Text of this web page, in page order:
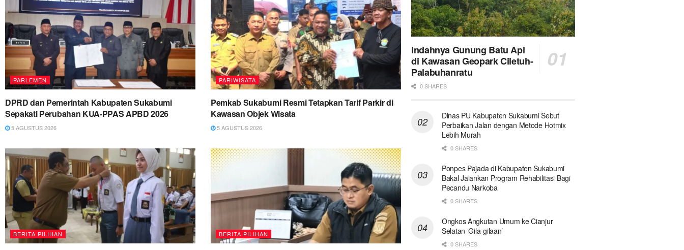
PARLEMEN
DPRD dan Pemerintah Kabupaten Sukabumi
Sepakati Perubahan KUA-PPAS APBD 2026
5 AGUSTUS 2026
PARIWISATA
Pemkab Sukabumi Resmi Tetapkan Tarif Parkir di
Kawasan Objek Wisata
5 AGUSTUS 2026
BERITA PILIHAN BERITA PILIHAN
Indahnya Gunung Batu Api
di Kawasan Geopark Ciletuh-
Palabuhanratu
0 SHARES
Dinas PU Kabupaten Sukabumi Sebut
Perbaikan Jalan dengan Metode Hotmix
Lebih Murah
0 SHARES
Ponpes Pajada di Kabupaten Sukabumi
Bakal Jalankan Program Rehabilitasi Bagi
Pecandu Narkoba
0 SHARES
Ongkos Angkutan Umum ke Cianjur
Selatan ‘Gila-gilaan’
0 SHARES